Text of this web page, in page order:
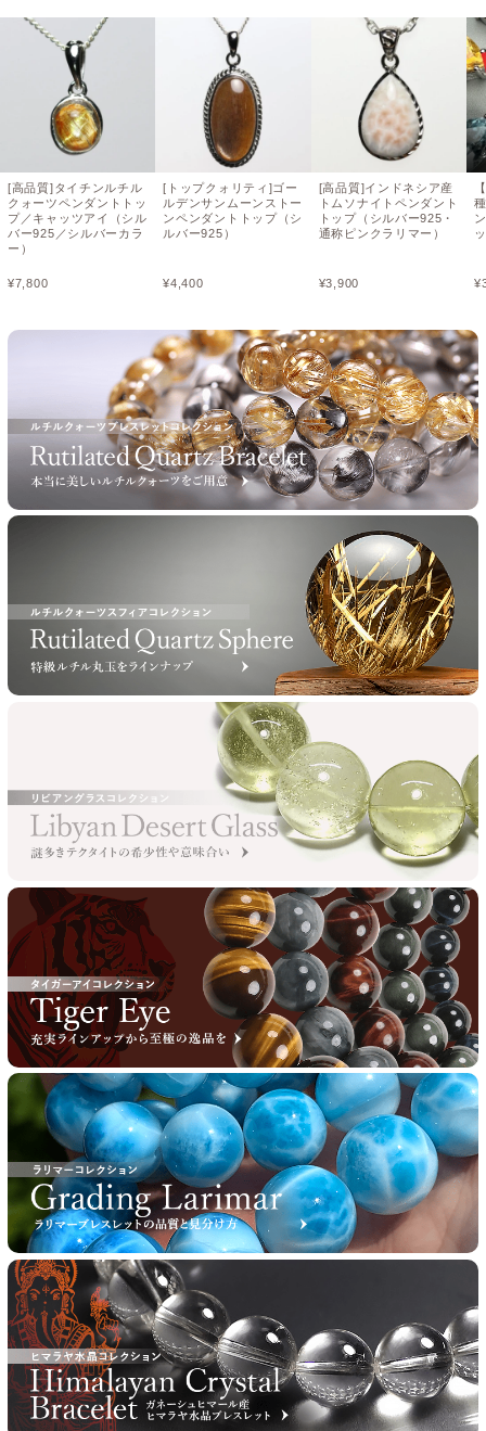
[高品質]タイチンルチル
クォーツペンダントトッ
プ／キャッツアイ（シル
バー925／シルバーカラ
ー）
¥7,800
[トップクォリティ]ゴー
ルデンサンムーンストー
ンペンダントトップ（シ
ルバー925）
¥4,400
[高品質]インドネシア産
トムソナイトペンダント
トップ（シルバー925・
通称ピンクラリマー）
¥3,900 ¥